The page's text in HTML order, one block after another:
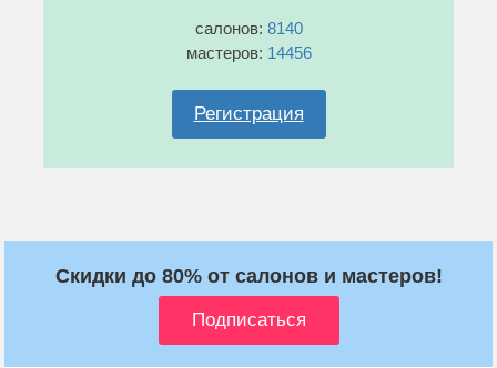
салонов: 8140
мастеров: 14456
Регистрация
Скидки до 80% от салонов и мастеров!